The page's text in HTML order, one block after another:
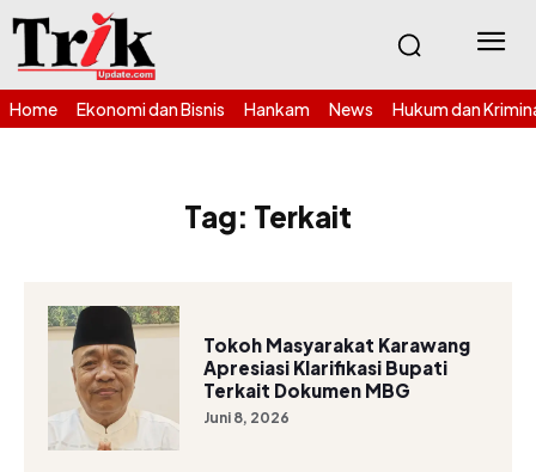
Home Ekonomi dan Bisnis Hankam News Hukum dan
Tag: Terkait
Tokoh Masyarakat Karawang
Apresiasi Klarifikasi Bupati
Terkait Dokumen MBG
Juni 8, 2026